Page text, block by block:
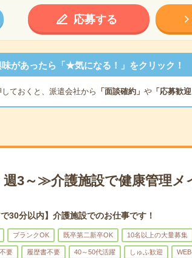
応募する
味があったら「★気になる！」をクリック！
しておくと、派遣会社から 「面談確約」 や「応募歓迎
週3～≫介護施設で健康管理メ
30分以内】介護施設でのお仕事です！
ブランクOK 既卒第二新卒OK 10名以上の大量募集
要 履歴書不要 40～50代活躍 しゅふ歓迎